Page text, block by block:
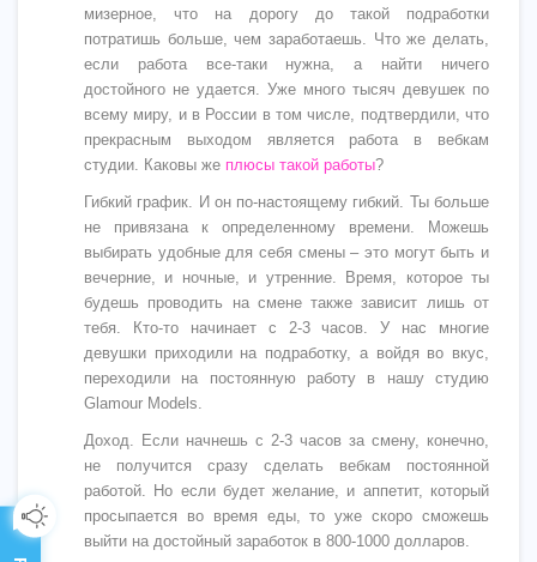
мизерное, что на дорогу до такой подработки
потратишь больше, чем заработаешь. Что же делать,
если работа все-таки нужна, а найти ничего
достойного не удается. Уже много тысяч девушек по
всему миру, и в России в том числе, подтвердили, что
прекрасным выходом является работа в вебкам
студии. Каковы же плюсы такой работы?
Гибкий график. И он по-настоящему гибкий. Ты больше
не привязана к определенному времени. Можешь
выбирать удобные для себя смены – это могут быть и
вечерние, и ночные, и утренние. Время, которое ты
будешь проводить на смене также зависит лишь от
тебя. Кто-то начинает с 2-3 часов. У нас многие
девушки приходили на подработку, а войдя во вкус,
переходили на постоянную работу в нашу студию
Glamour Models.
Доход. Если начнешь с 2-3 часов за смену, конечно,
не получится сразу сделать вебкам постоянной
работой. Но если будет желание, и аппетит, который
просыпается во время еды, то уже скоро сможешь
выйти на достойный заработок в 800-1000 долларов.